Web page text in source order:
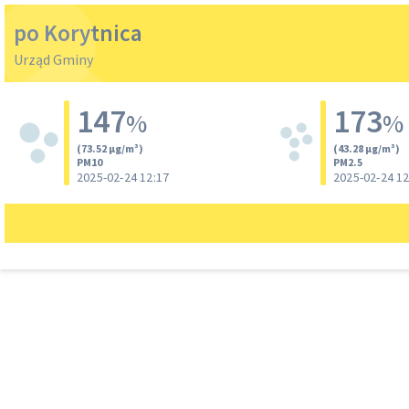
po Korytnica
Urząd Gminy
147%
(73.52 µg/m³)
PM10
2025-02-24 12:17
173%
(43.28 µg/m³)
PM2.5
2025-02-24